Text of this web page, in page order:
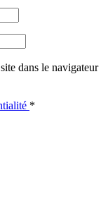
dans le navigateur
*